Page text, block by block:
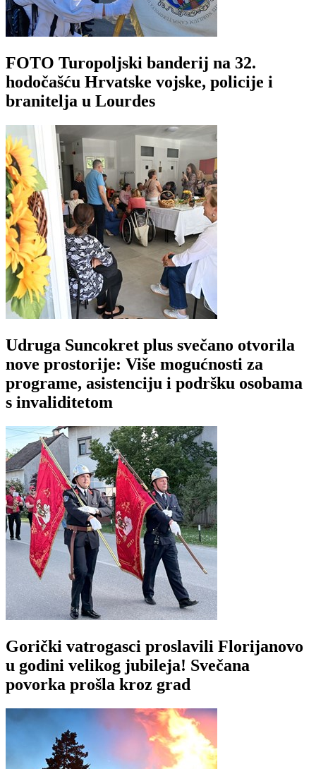
FOTO Turopoljski banderij na 32.
hodočašću Hrvatske vojske, policije i
branitelja u Lourdes
Udruga Suncokret plus svečano otvorila
nove prostorije: Više mogućnosti za
programe, asistenciju i podršku osobama
s invaliditetom
Gorički vatrogasci proslavili Florijanovo
u godini velikog jubileja! Svečana
povorka prošla kroz grad